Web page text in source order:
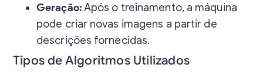
Geração:Após o treinamento, a máquina
pode criar novas imagens a partir de
descrições fornecidas.
Tipos de Algoritmos Utilizados